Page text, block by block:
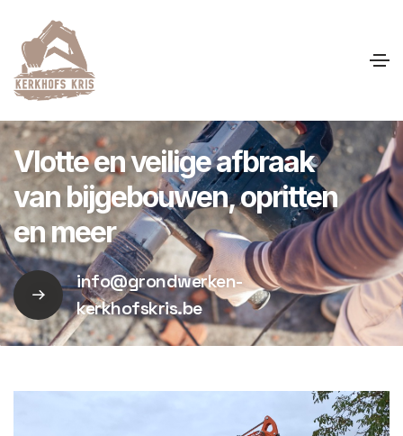
Vlotte en veilige afbraak
van bijgebouwen, opritten
en meer
info@grondwerken-
kerkhofskris.be